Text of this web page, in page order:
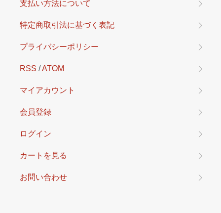
支払い方法について
特定商取引法に基づく表記
プライバシーポリシー
RSS /ATOM
マイアカウント
会員登録
ログイン
カートを見る
お問い合わせ